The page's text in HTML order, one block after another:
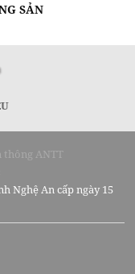
SẢN
thông ANTT
Nghệ An cấp ngày 15